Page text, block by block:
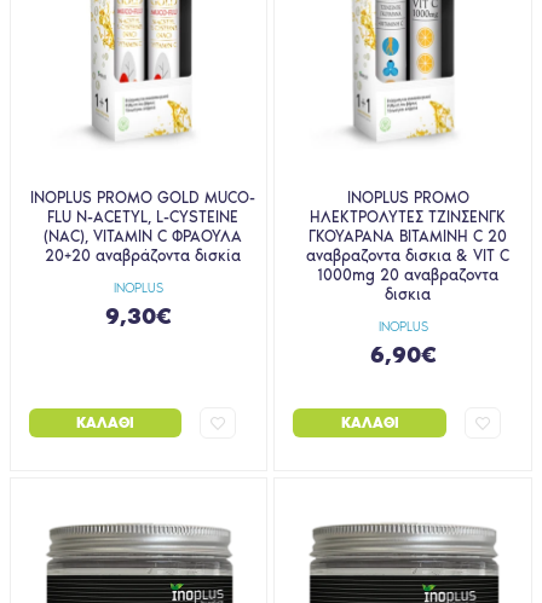
INOPLUS
INOPLUS PROMO GOLD MUCO-
FLU N-ACETYL, L-CYSTEINE
(NAC), VITAMIN C ΦΡΑΟΥΛΑ
20+20 αναβράζοντα δισκία
9,30€
ΚΑΛΆΘΙ
INOPLUS
INOPLUS PROMO
ΗΛΕΚΤΡΟΛΥΤΕΣ ΤΖΙΝΣΕΝΓΚ
ΓΚΟΥΑΡΑΝΑ ΒΙΤΑΜΙΝΗ C 20
αναβραζοντα δισκια & VIT C
1000mg 20 αναβραζοντα
δισκια
6,90€
ΚΑΛΆΘΙ